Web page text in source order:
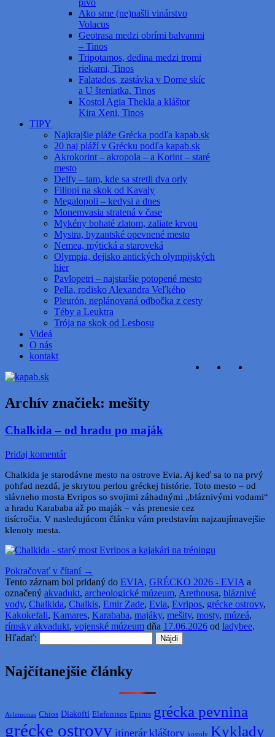
pivo
Ako sme (ne)našli vinárstvo
Volacus
Geotrasa medzi obrími balvanmi
– Tinos
Tripotamos, dedina medzi tromi
riekami, Tinos
Falatados, zastávka v Dome skíc
a U šteniatka, Tinos
Kostol Agia Thekla a kláštor
Kira Xeni, Tinos
TIPY
Najkrajšie pláže Grécka podľa kapab.sk
20 naj pláží v Grécku podľa kapab.sk
Akrokorint – akropola – a Korint – staré
mesto
Delfy – tam, kde sa stretli dva orly
Filippi na skok od Kavaly
Megalopoli – kedysi a dnes
Monemvasia stratená v čase
Mykény bohaté zlatom, zaliate krvou
Mystra, byzantské opevnené mesto
Nemea, mýtická a staroveká
Olympia, dejisko antických olympijských
hier
Pavlopetri – najstaršie potopené mesto
Pella, rodisko Alexandra Veľkého
Pleurón, neplánovaná odbočka z cesty
Téby a Leuktra
Trója na skok od Lesbosu
Videá
O nás
kontakt
Archív značiek: mešity
Chalkida – od hradu po maják
Pridaj komentár
Chalkida je starodávne mesto na ostrove Evia. Aj keď sa to na prvý
pohľad nezdá, je skrytou perlou gréckej histórie. Toto mesto – od
slávneho mosta Evripos so svojimi záhadnými „bláznivými vodami“
a hradu Karababa až po maják – vás prenesie cez
tisícročia. V nasledujúcom článku vám predstavím najzaujímavejšie
klenoty mesta.
Pokračovať v čítaní →
Tento záznam bol pridaný do EVIA, GRÉCKO 2026 - EVIA a
označený akvadukt, archeologické múzeum, Arethousa, bláznivé
vody, Chalkida, Chalkis, Emir Zade, Evia, Evripos, grécke ostrovy,
Kakokefali, Kamares, Karababa, majáky, mešity, mosty, múzeá,
rímsky akvadukt, vojenské múzeum dňa 17.06.2026 od ladybee.
Hľadať:
Najčítanejšie články
Avlemonas Chios Diakofti Elafonisos Epirus grécka pevnina
grécke ostrovy itinerár kláštory kostoly Kyklady